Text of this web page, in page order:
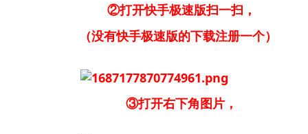
②打开快手极速版扫一扫，
（没有快手极速版的下载注册一个）
③打开右下角图片，